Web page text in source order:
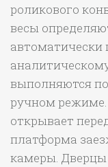
роликового
весы
выполняются
ручном
открывает
платформа
камеры. Дверцы